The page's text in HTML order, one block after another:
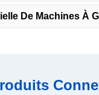
De Machines À